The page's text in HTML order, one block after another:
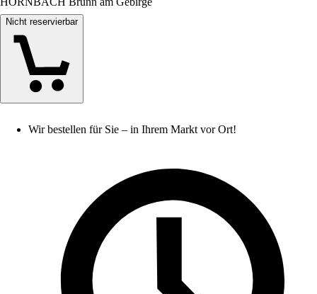
Nicht reservierbar
Wir bestellen für Sie – in Ihrem Markt vor Ort!